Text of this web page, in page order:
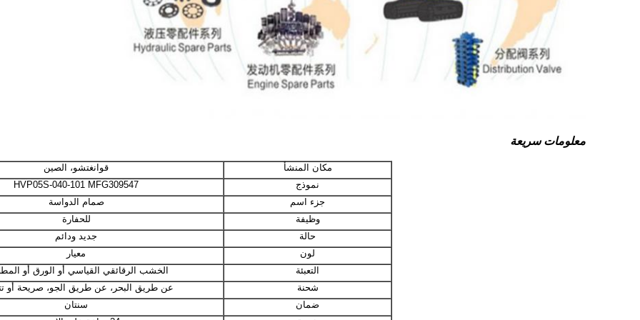
معلومات سريعة
مكان المنشأ
قوانغتشو، الصين
نموذج
HVP05S-040-101 MFG309547
جزء اسم
صمام الدواسة
وظيفة
للحفارة
حالة
جديد ودائم
لون
معيار
التعبئة
الخشب الرقائقي القياسي أو الورق أو
شحنة
عن طريق البحر، عن طريق الجو، صريحة أو
ضمان
سنتان